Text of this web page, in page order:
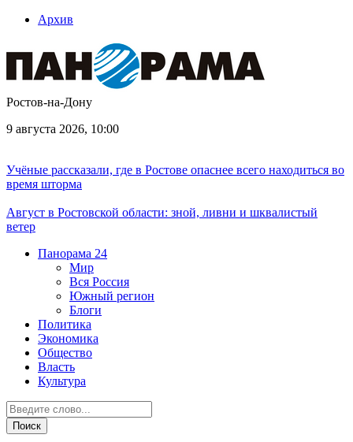
Архив
Ростов-на-Дону
9 августа 2026, 10:00
Учёные рассказали, где в Ростове опаснее всего находиться во
время шторма
Август в Ростовской области: зной, ливни и шквалистый
ветер
Панорама 24
Мир
Вся Россия
Южный регион
Блоги
Политика
Экономика
Общество
Власть
Культура